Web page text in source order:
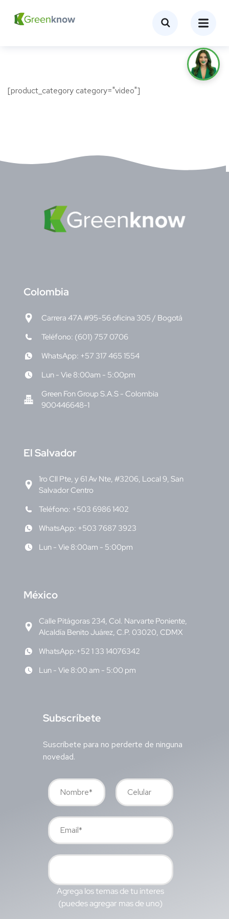
[product_category category="video"]
Colombia
Carrera 47A #95-56 oficina 305 / Bogotá
Teléfono: (601) 757 0706
WhatsApp: +57 317 465 1554
Lun - Vie 8:00am - 5:00pm
Green Fon Group S.A.S - Colombia
900446648-1
El Salvador
1ro Cll Pte, y 61 Av Nte, #3206, Local 9, San
Salvador Centro
Teléfono: +503 6986 1402
WhatsApp: +503 7687 3923
Lun - Vie 8:00am - 5:00pm
México
Calle Pitágoras 234, Col. Narvarte Poniente,
Alcaldía Benito Juárez, C.P. 03020, CDMX
WhatsApp:+52 1 33 14076342
Lun - Vie 8:00 am - 5:00 pm
Subscríbete
Suscríbete para no perderte de ninguna
novedad.
Agrega los temas de tu interes
(puedes agregar mas de uno)